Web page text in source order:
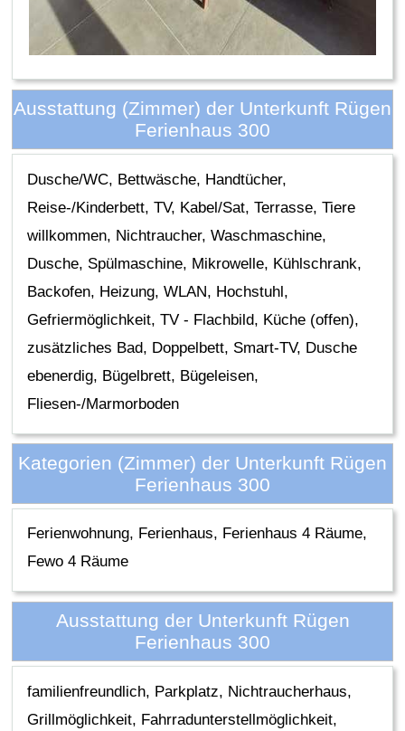
Ausstattung (Zimmer) der Unterkunft Rügen
Ferienhaus 300
Dusche/WC, Bettwäsche, Handtücher,
Reise-/Kinderbett, TV, Kabel/Sat, Terrasse, Tiere
willkommen, Nichtraucher, Waschmaschine,
Dusche, Spülmaschine, Mikrowelle, Kühlschrank,
Backofen, Heizung, WLAN, Hochstuhl,
Gefriermöglichkeit, TV - Flachbild, Küche (offen),
zusätzliches Bad, Doppelbett, Smart-TV, Dusche
ebenerdig, Bügelbrett, Bügeleisen,
Fliesen-/Marmorboden
Kategorien (Zimmer) der Unterkunft Rügen
Ferienhaus 300
Ferienwohnung, Ferienhaus, Ferienhaus 4 Räume,
Fewo 4 Räume
Ausstattung der Unterkunft Rügen
Ferienhaus 300
familienfreundlich, Parkplatz, Nichtraucherhaus,
Grillmöglichkeit, Fahrradunterstellmöglichkeit,